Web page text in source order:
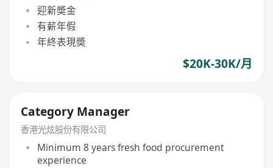
迎新奬金
有薪年假
年終表現奬
$20K-30K/月
Category Manager
香港光炫股份有限公司
Minimum 8 years fresh food procurement
experience